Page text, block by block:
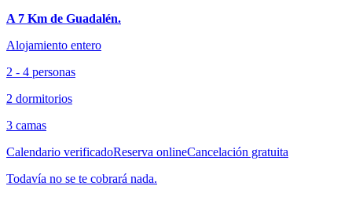
A 7 Km de Guadalén.
Alojamiento entero
2 - 4 personas
2 dormitorios
3 camas
Calendario verificadoReserva onlineCancelación gratuita
Todavía no se te cobrará nada.